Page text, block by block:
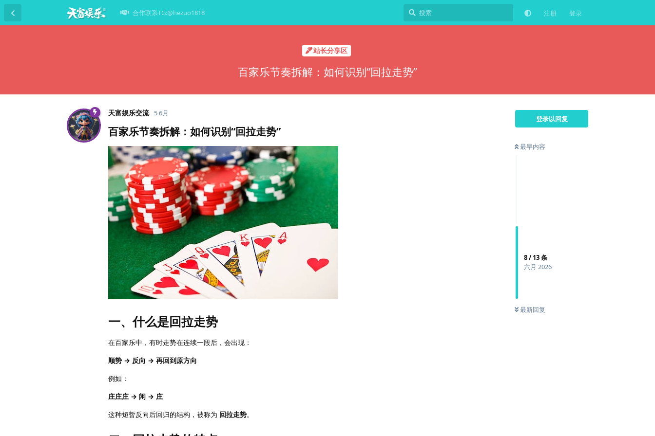
合作联系TG:@hezuo1818 注册 登录
站长分享区
百家乐节奏拆解：如何识别“回拉走势”
登录以回复
最早内容
8/13条
六月 2026
最新回复
天富娱乐交流 5 6月
百家乐节奏拆解：如何识别“回拉走势”
一、什么是回拉走势
在百家乐中，有时走势在连续一段后，会出现：
顺势 → 反向 → 再回到原方向
例如：
庄庄庄 → 闲 → 庄
这种短暂反向后回归的结构，被称为 回拉走势。